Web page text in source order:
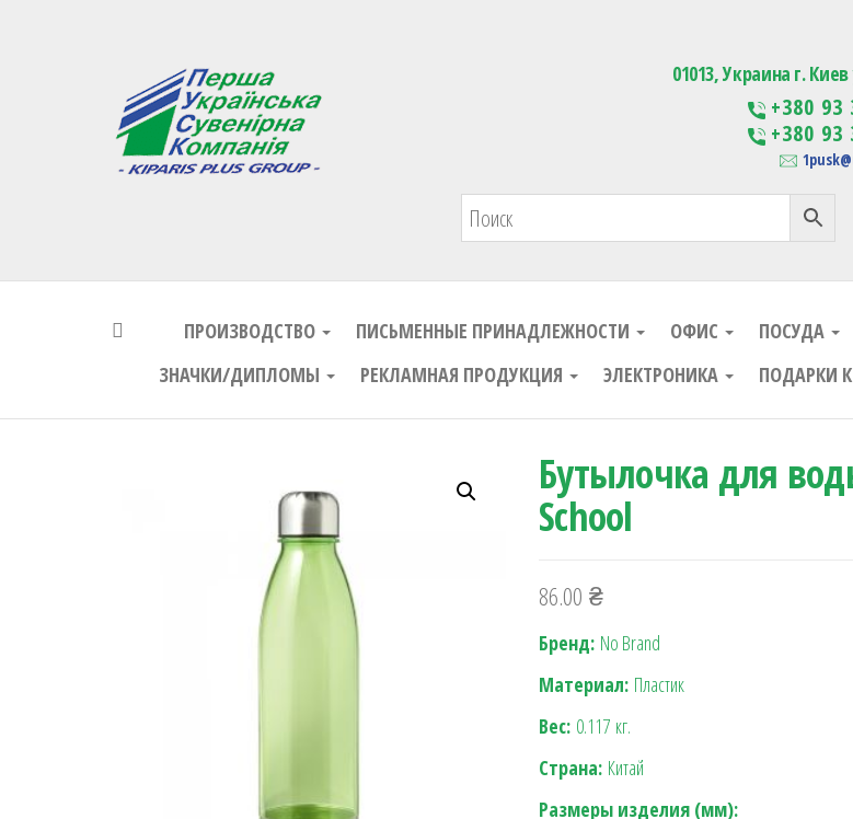
Первая Украинская Сувенирная Компания 01013, Украина г.
+380 93
+380 93
ПРОИЗВОДСТВО ПИСЬМЕННЫЕ ПРИНАДЛЕЖНОСТИ ОФИС ПОСУДА
ЗНАЧКИ/ДИПЛОМЫ
РЕКЛАМНАЯ ПРОДУКЦИЯ ЭЛЕКТРОНИКА ПОДАРКИ
Бутылочка для
School
86.00 ₴
Бренд: No Brand
Материал: Пластик
Вес: 0.117 кг.
Страна: Китай
Размеры изделия (мм):